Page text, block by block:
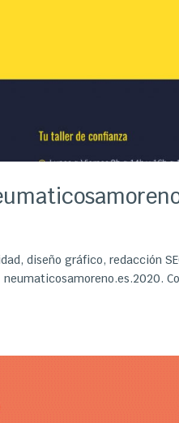
diseño gráfico, redacción